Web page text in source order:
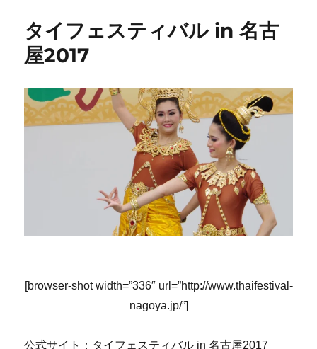
タイフェスティバル in 名古
屋2017
[browser-shot width=”336″ url=”http://www.thaifestival-
nagoya.jp/”]
公式サイト：タイフェスティバル in 名古屋2017